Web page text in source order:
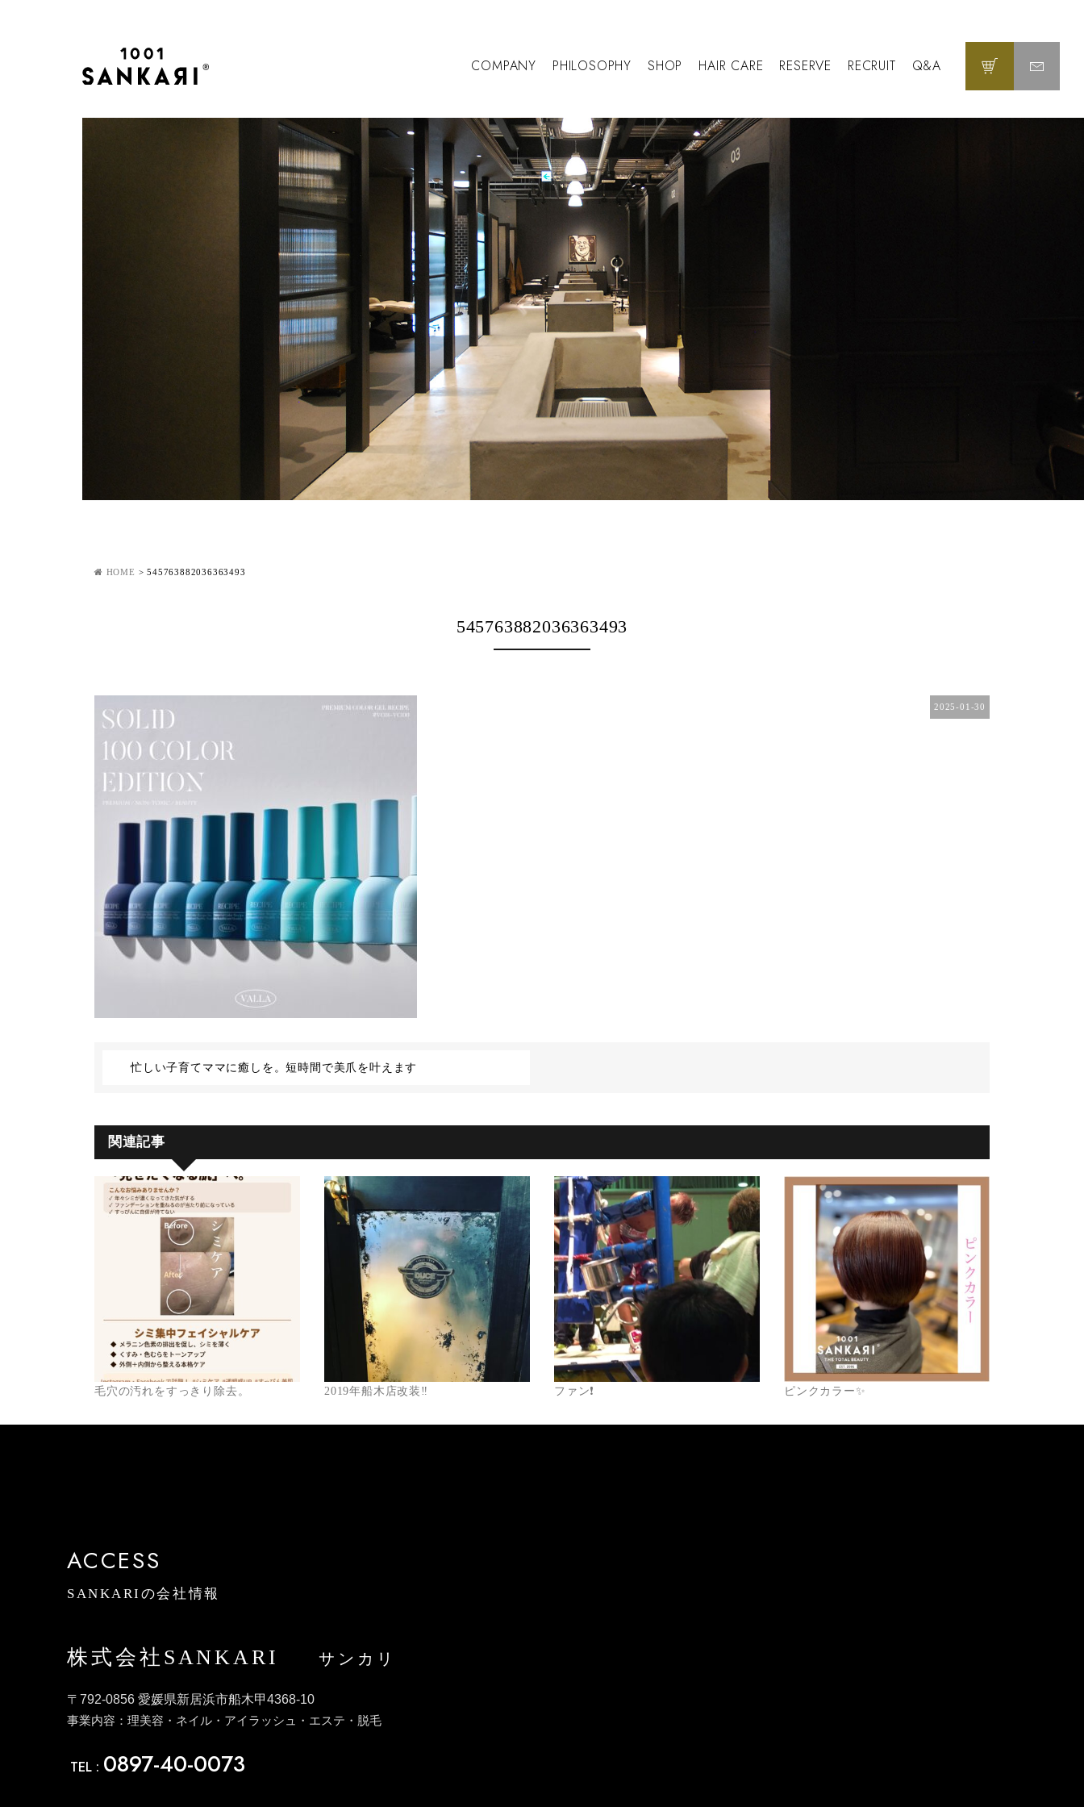
COMPANY PHILOSOPHY SHOP HAIR CARE RESERVE RECRUIT Q&A
HOME >545763882036363493
545763882036363493
2025-01-30
忙しい子育てママに癒しを。短時間で美爪を叶えます
関連記事
毛穴の汚れをすっきり除去。 2019年船木店改装‼️ ファン❗️ ピンクカラー✨
ACCESS
SANKARIの会社情報
株式会社SANKARI サンカリ
〒792-0856 愛媛県新居浜市船木甲4368-10
事業内容：理美容・ネイル・アイラッシュ・エステ・脱毛
TEL : 0897-40-0073